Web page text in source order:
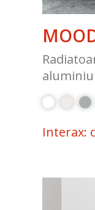
Interax: